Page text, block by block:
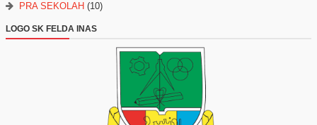
PRA SEKOLAH (10)
LOGO SK FELDA INAS